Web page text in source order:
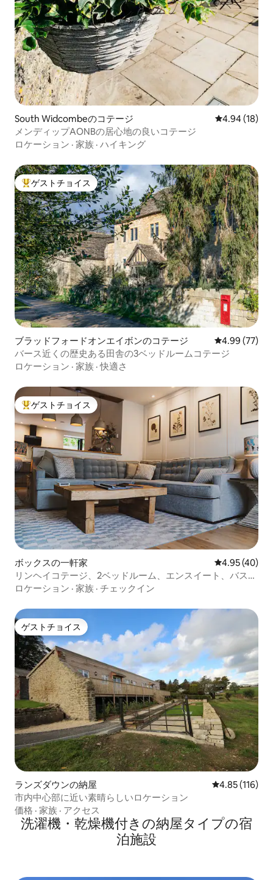
South Widcombeのコテージ レビュー18
4.94 (18)
メンディップAONBの居心地の良いコテージ
ロケーション · 家族 · ハイキング
大好評のゲストチョイスです。
ゲストチョイス
ブラッドフォードオンエイボンのコテージ レビュー77
4.99 (77)
バース近くの歴史ある田舎の3ベッドルームコテージ
ロケーション · 家族 ·快適さ
大好評のゲストチョイスです。
ゲストチョイス
ボックスの一軒家 レビュー40
4.95 (40)
リンヘイコテージ、2ベッドルーム、エンスイート、バス
（No.3）
ロケーション · 家族 · チェックイン
ゲストチョイス
ゲストチョイス
ランズダウンの納屋 レビュー116
4.85 (116)
市内中心部に近い素晴らしいロケーション
価格 · 家族 · アクセス
洗濯機・乾燥機付きの納屋タイプの宿
泊施設